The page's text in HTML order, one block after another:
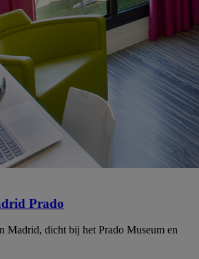
Prado
Madrid, dicht bij het Prado Museum en